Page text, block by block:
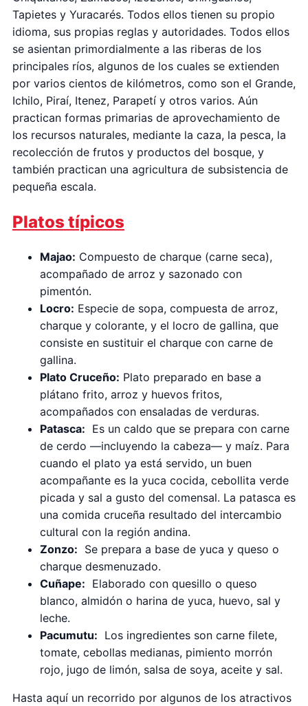
Tapietes y Yuracarés. Todos ellos tienen su propio
idioma, sus propias reglas y autoridades. Todos ellos
se asientan primordialmente a las riberas de los
principales ríos, algunos de los cuales se extienden
por varios cientos de kilómetros, como son el Grande,
Ichilo, Piraí, Itenez, Parapetí y otros varios. Aún
practican formas primarias de aprovechamiento de
los recursos naturales, mediante la caza, la pesca, la
recolección de frutos y productos del bosque, y
también practican una agricultura de subsistencia de
pequeña escala.
Platos típicos
Majao: Compuesto de charque (carne seca),
acompañado de arroz y sazonado con
pimentón.
Locro: Especie de sopa, compuesta de arroz,
charque y colorante, y el locro de gallina, que
consiste en sustituir el charque con carne de
gallina.
Plato Cruceño: Plato preparado en base a
plátano frito, arroz y huevos fritos,
acompañados con ensaladas de verduras.
Patasca: Es un caldo que se prepara con carne
de cerdo —incluyendo la cabeza— y maíz. Para
cuando el plato ya está servido, un buen
acompañante es la yuca cocida, cebollita verde
picada y sal a gusto del comensal. La patasca es
una comida cruceña resultado del intercambio
cultural con la región andina.
Zonzo: Se prepara a base de yuca y queso o
charque desmenuzado.
Cuñape: Elaborado con quesillo o queso
blanco, almidón o harina de yuca, huevo, sal y
leche.
Pacumutu: Los ingredientes son carne filete,
tomate, cebollas medianas, pimiento morrón
rojo, jugo de limón, salsa de soya, aceite y sal.
Hasta aquí un recorrido por algunos de los atractivos